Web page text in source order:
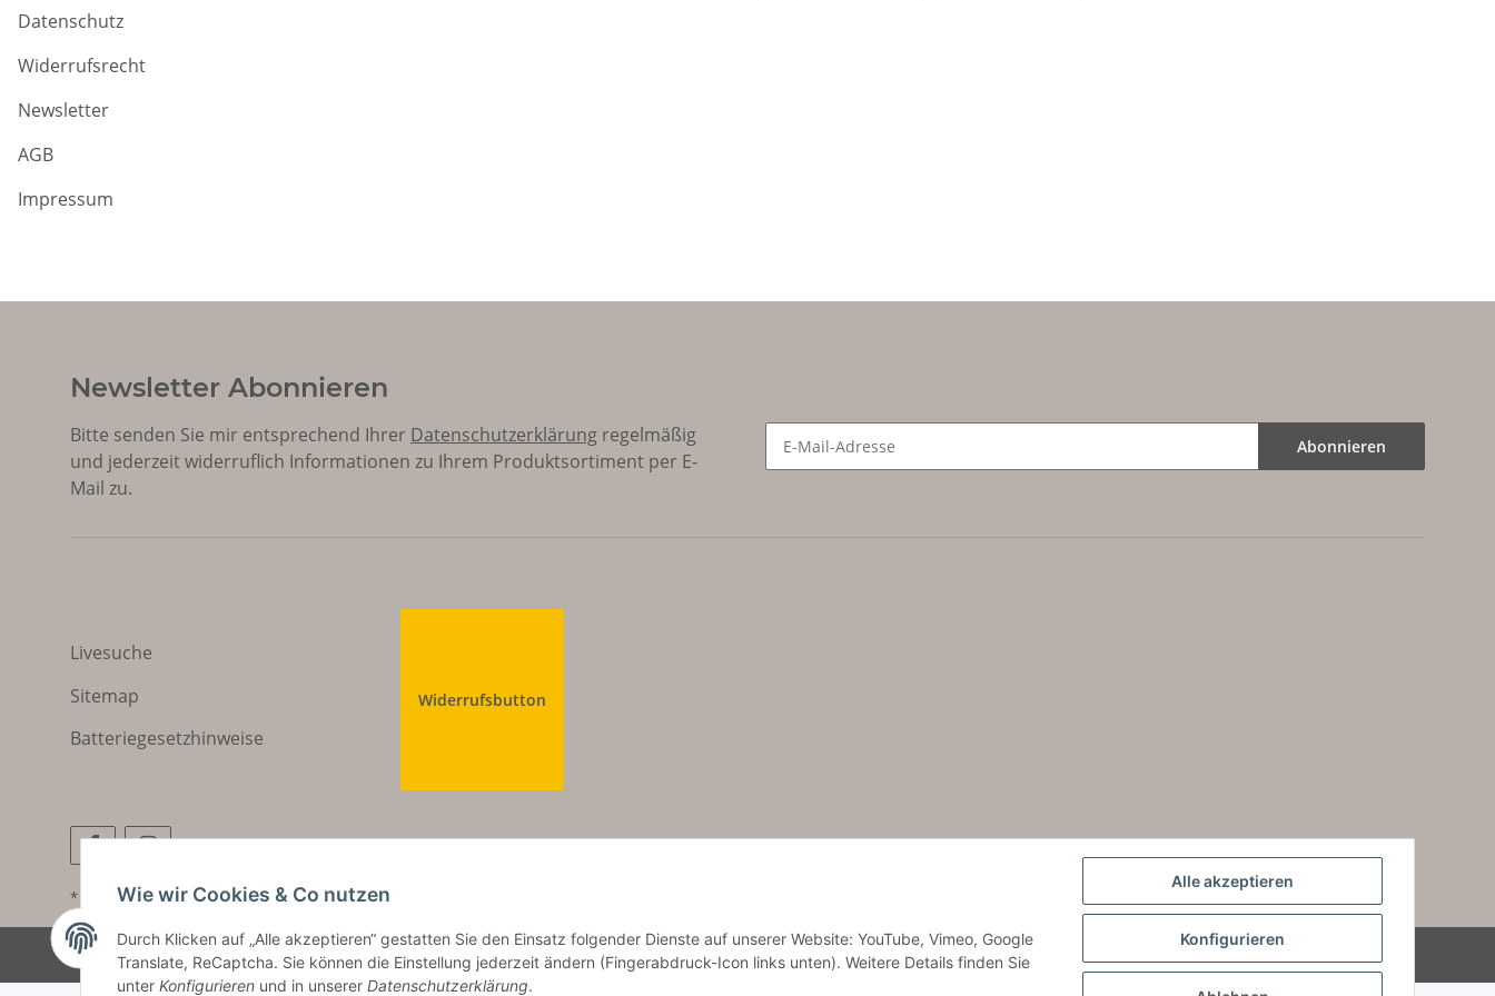
Datenschutz
Widerrufsrecht
Newsletter
AGB
Impressum
Newsletter Abonnieren
Bitte senden Sie mir entsprechend Ihrer Datenschutzerklärung regelmäßig
und jederzeit widerruflich Informationen zu Ihrem Produktsortiment per E-
Mail zu.
Abonnieren
Livesuche
Sitemap
Batteriegesetzhinweise
Widerrufsbutton
* Alle Preise inkl. gesetzlicher USt., zzgl.Versand
© Copyright by Aurinum.de
Wie wir Cookies & Co nutzen
Durch Klicken auf „Alle akzeptieren“ gestatten Sie den Einsatz folgender Dienste auf unserer Website: YouTube, Vimeo, Google
Translate, ReCaptcha. Sie können die Einstellung jederzeit ändern (Fingerabdruck-Icon links unten). Weitere Details finden Sie
unter Konfigurieren und in unserer Datenschutzerklärung.
Alle akzeptieren
Konfigurieren